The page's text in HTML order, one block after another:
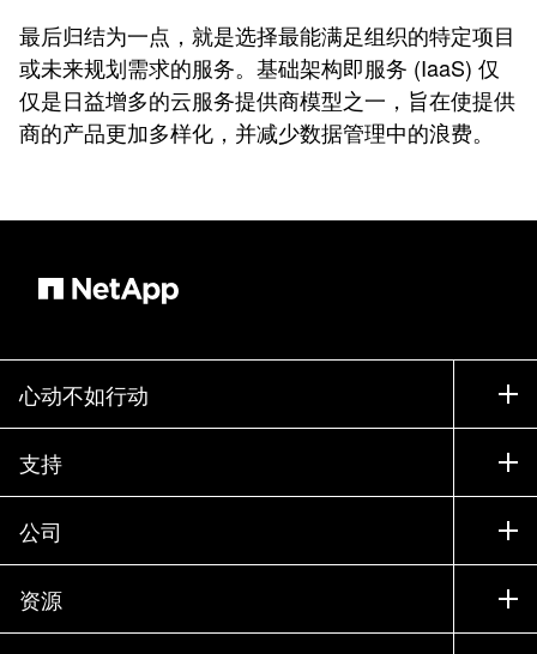
最后归结为一点，就是选择最能满足组织的特定项目
或未来规划需求的服务。基础架构即服务 (IaaS) 仅
仅是日益增多的云服务提供商模型之一，旨在使提供
商的产品更加多样化，并减少数据管理中的浪费。
心动不如行动
如何购买
联系销售部门
寻找合作伙伴
试用产品
贵宾体验中心
支持
支持
训练
文档中心
公司
公司
合作伙伴
资源